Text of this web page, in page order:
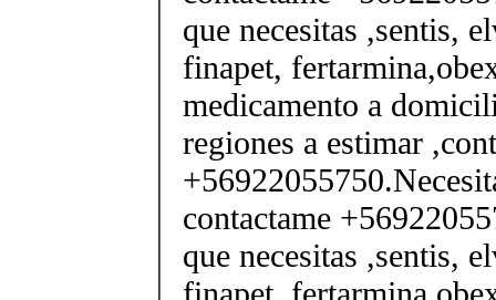
que necesitas ,sentis,
finapet,
medicamento a
regiones a estimar
contactame
que necesitas ,sentis,
finapet,